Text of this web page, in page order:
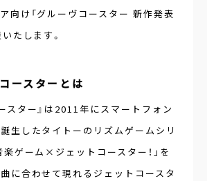
向け「グルーヴコースター 新作発表
たします。
ースターとは
スター』は2011年にスマートフォン
生したタイトーのリズムゲームシリ
楽ゲーム×ジェットコースター！」を
に合わせて現れるジェットコースタ